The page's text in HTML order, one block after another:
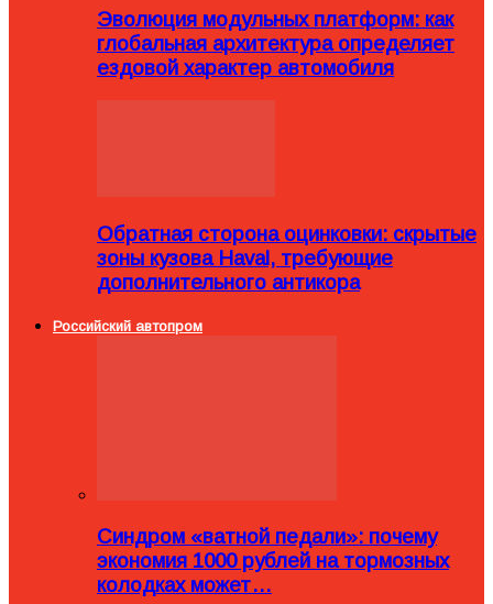
Эволюция модульных платформ: как
глобальная архитектура определяет
ездовой характер автомобиля
Обратная сторона оцинковки: скрытые
зоны кузова Haval, требующие
дополнительного антикора
Российский автопром
Синдром «ватной педали»: почему
экономия 1000 рублей на тормозных
колодках может…